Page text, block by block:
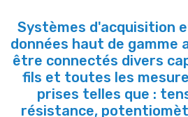
Systèmes d'acquisition
données haut de gamme
être connectés divers
fils et toutes les
prises telles que :
résistance,